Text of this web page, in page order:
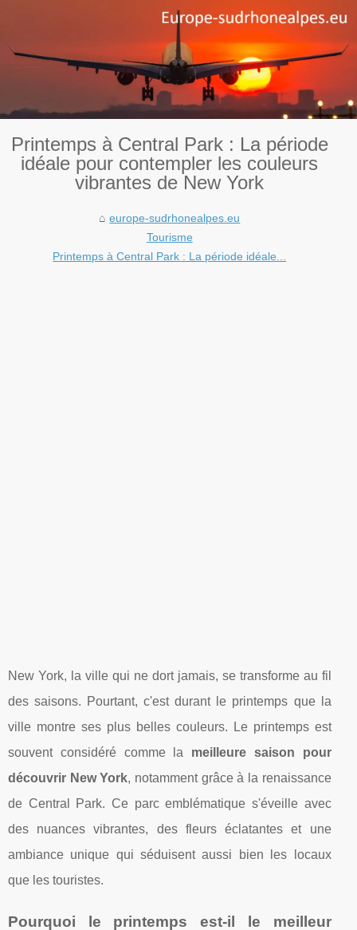
Printemps à Central Park : La période
idéale pour contempler les couleurs
vibrantes de New York
europe-sudrhonealpes.eu
Tourisme
Printemps à Central Park : La période idéale...
New York, la ville qui ne dort jamais, se transforme au fil
des saisons. Pourtant, c'est durant le printemps que la
ville montre ses plus belles couleurs. Le printemps est
souvent considéré comme la meilleure saison pour
découvrir New York, notamment grâce à la renaissance
de Central Park. Ce parc emblématique s'éveille avec
des nuances vibrantes, des fleurs éclatantes et une
ambiance unique qui séduisent aussi bien les locaux
que les touristes.
Pourquoi le printemps est-il le meilleur